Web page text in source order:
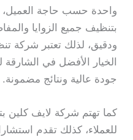
واحدة حسب حاجة العميل،
بتنظيف جميع الزوايا
ودقيق، لذلك تعتبر شركة
الخيار الأفضل في الشارقة
جودة عالية ونتائج مضمونة.
كما تهتم شركة لايف كلين
للعملاء، كذلك تقدم